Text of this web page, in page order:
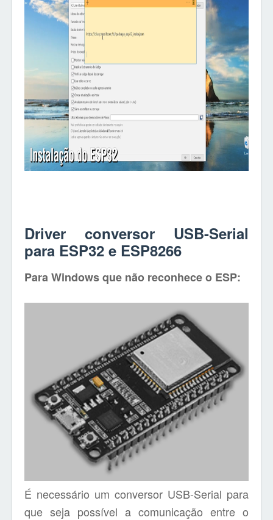
Driver conversor USB-Serial
para ESP32 e ESP8266
Para Windows que não reconhece o ESP:
É necessário um conversor USB-Serial para
que seja possível a comunicação entre o